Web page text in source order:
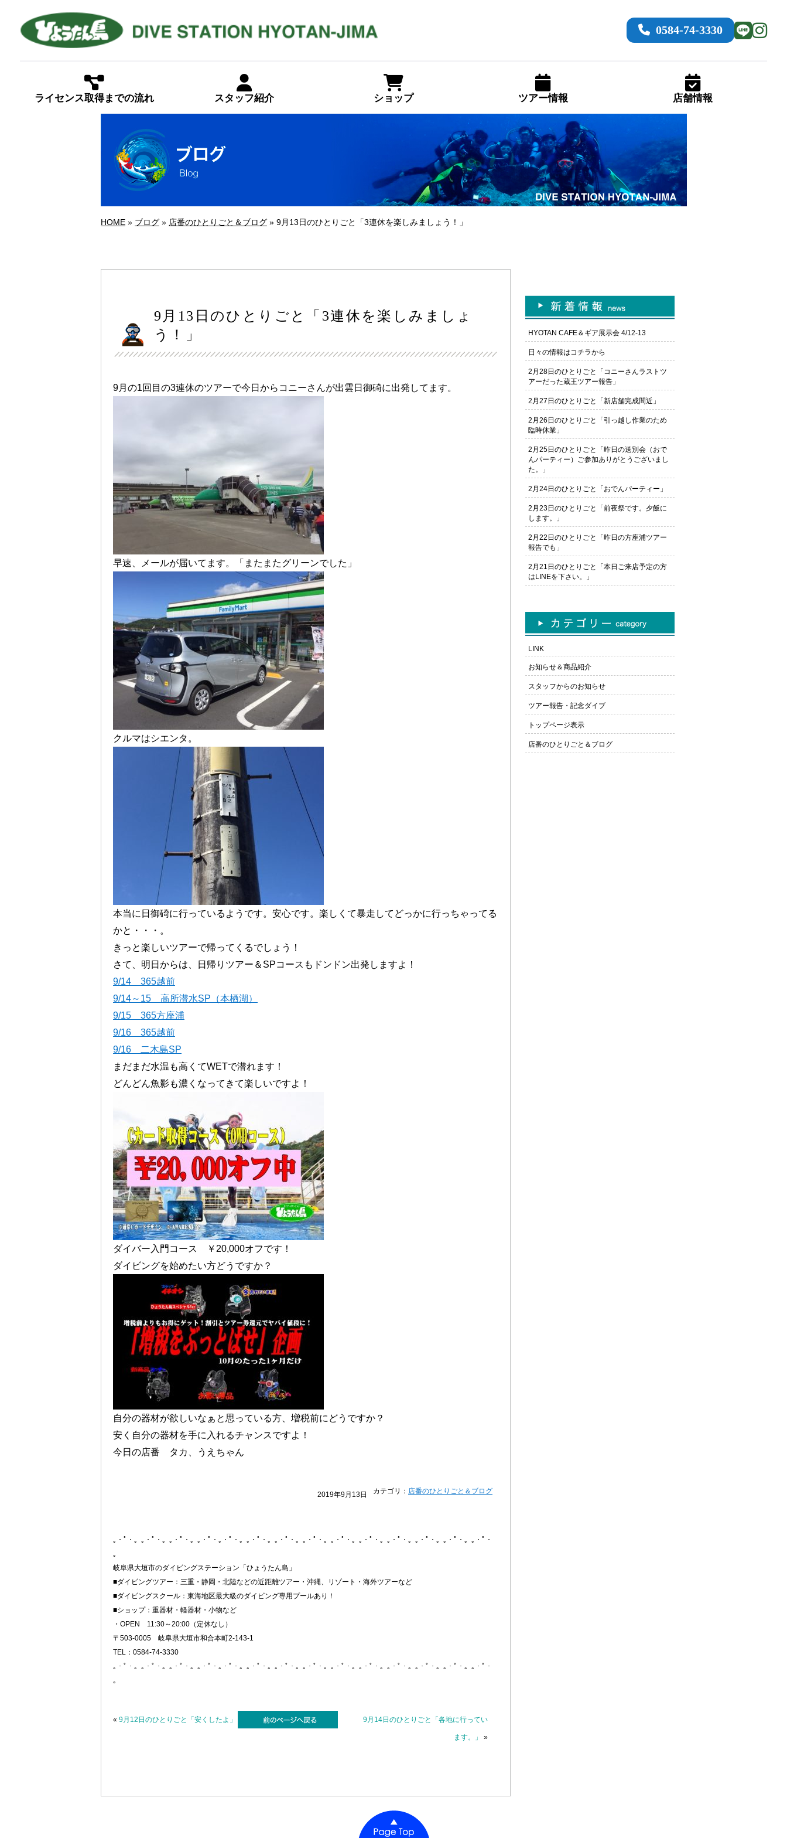
0584-74-3330
ライセンス取得までの流れ スタッフ紹介 ショップ ツアー情報 店舗情報
HOME » ブログ » 店番のひとりごと＆ブログ » 9月13日のひとりごと「3連休を楽しみましょう！」
9月13日のひとりごと「3連休を楽しみましょ
う！」
9月の1回目の3連休のツアーで今日からコニーさんが出雲日御碕に出発してます。
早速、メールが届いてます。「またまたグリーンでした」
クルマはシエンタ。
本当に日御碕に行っているようです。安心です。楽しくて暴走してどっかに行っちゃってる
かと・・・。
きっと楽しいツアーで帰ってくるでしょう！
さて、明日からは、日帰りツアー＆SPコースもドンドン出発しますよ！
9/14 365越前
9/14～15 高所潜水SP（本栖湖）
9/15 365方座浦
9/16 365越前
9/16 二木島SP
まだまだ水温も高くてWETで潜れます！
どんどん魚影も濃くなってきて楽しいですよ！
ダイバー入門コース ￥20,000オフです！
ダイビングを始めたい方どうですか？
自分の器材が欲しいなぁと思っている方、増税前にどうですか？
安く自分の器材を手に入れるチャンスですよ！
今日の店番 タカ、うえちゃん
カテゴリ： 店番のひとりごと＆ブログ
2019年9月13日
｡・ﾟ・。｡・ﾟ・。｡・ﾟ・。｡・ﾟ・｡・ﾟ・。｡・ﾟ・。｡・ﾟ・。｡・ﾟ・。｡・ﾟ・。｡・ﾟ・。｡・ﾟ・。｡・ﾟ・。｡・ﾟ・。｡・ﾟ・
。
岐阜県大垣市のダイビングステーション「ひょうたん島」
■ダイビングツアー：三重・静岡・北陸などの近距離ツアー・沖縄、リゾート・海外ツアーなど
■ダイビングスクール：東海地区最大級のダイビング専用プールあり！
■ショップ：重器材・軽器材・小物など
・OPEN 11:30～20:00（定休なし）
〒503-0005 岐阜県大垣市和合本町2-143-1
TEL：0584-74-3330
｡・ﾟ・。｡・ﾟ・。｡・ﾟ・。｡・ﾟ・｡・ﾟ・。｡・ﾟ・。｡・ﾟ・。｡・ﾟ・。｡・ﾟ・。｡・ﾟ・。｡・ﾟ・。｡・ﾟ・。｡・ﾟ・。｡・ﾟ・
。
« 9月12日のひとりごと「安くしたよ」 9月14日のひとりごと「各地に行ってい
ます。」 »
HYOTAN CAFE＆ギア展示会 4/12-13
日々の情報はコチラから
2月28日のひとりごと「コニーさんラストツ
アーだった蔵王ツアー報告」
2月27日のひとりごと「新店舗完成間近」
2月26日のひとりごと「引っ越し作業のため
臨時休業」
2月25日のひとりごと「昨日の送別会（おで
んパーティー）ご参加ありがとうございまし
た。」
2月24日のひとりごと「おでんパーティー」
2月23日のひとりごと「前夜祭です。夕飯に
します。」
2月22日のひとりごと「昨日の方座浦ツアー
報告でも」
2月21日のひとりごと「本日ご来店予定の方
はLINEを下さい。」
LINK
お知らせ＆商品紹介
スタッフからのお知らせ
ツアー報告・記念ダイブ
トップページ表示
店番のひとりごと＆ブログ